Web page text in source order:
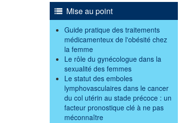
Mise au point
Guide pratique des traitements
médicamenteux de l'obésité chez
la femme
Le rôle du gynécologue dans la
sexualité des femmes
Le statut des emboles
lymphovasculaires dans le cancer
du col utérin au stade précoce : un
facteur pronostique clé à ne pas
méconnaître